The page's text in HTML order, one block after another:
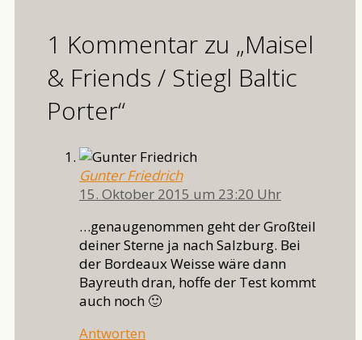
1 Kommentar zu „Maisel
& Friends / Stiegl Baltic
Porter“
Gunter Friedrich
15. Oktober 2015 um 23:20 Uhr
…genaugenommen geht der Großteil
deiner Sterne ja nach Salzburg. Bei
der Bordeaux Weisse wäre dann
Bayreuth dran, hoffe der Test kommt
auch noch 🙂
Antworten